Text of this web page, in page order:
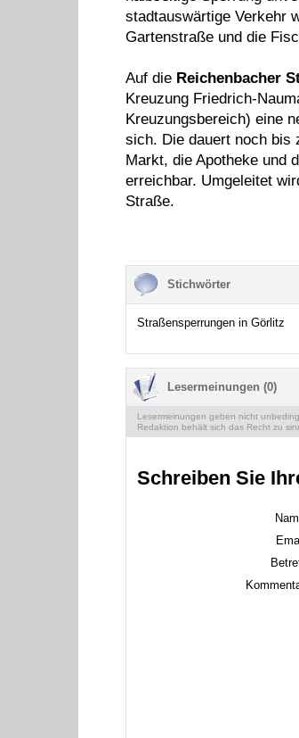
stadtauswärtige Verkehr
Gartenstraße und die
Auf die Reichenbacher
Kreuzung Friedrich-
Kreuzungsbereich) eine
sich. Die dauert noch bis
Markt, die Apotheke und
erreichbar. Umgeleitet
Straße.
Stichwörter
Straßensperrungen in Görlitz
Lesermeinungen (0)
Lesermeinungen geben nicht
Redaktion behält sich das Recht zu
Schreiben Sie